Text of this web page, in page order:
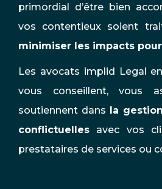
primordial d’être bien
vos contentieux soient
minimiser les impacts
Les avocats implid Legal
vous conseillent, vous
soutiennent dans la
conflictuelles avec vos
prestataires de services ou